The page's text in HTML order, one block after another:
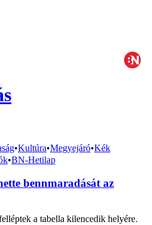
•Kultúra•Megyejáró•Kék
•BN-Hetilap
bennmaradását az
a tabella kilencedik helyére.